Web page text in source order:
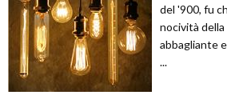
del '900, fu
nocività della
abbagliante
...